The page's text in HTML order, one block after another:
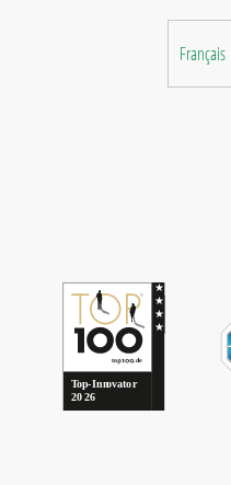
Français